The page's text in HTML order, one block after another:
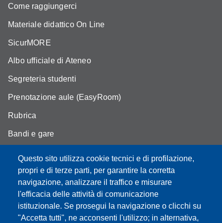
Questo sito utilizza cookie tecnici e di profilazione,
propri e di terze parti, per garantire la corretta
navigazione, analizzare il traffico e misurare
l'efficacia delle attività di comunicazione
istituzionale. Se prosegui la navigazione o clicchi su
"Accetta tutti", ne acconsenti l'utilizzo; in alternativa,
Come raggiungerci
Materiale didattico On Line
SicurMORE
Albo ufficiale di Ateneo
Segreteria studenti
Prenotazione aule (EasyRoom)
Rubrica
Bandi e gare
Partita IVA: 00427620364
Dipartimento di Scienze della Vita